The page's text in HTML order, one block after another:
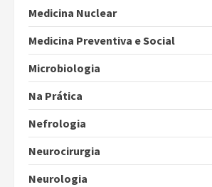
Medicina Nuclear
Medicina Preventiva e Social
Microbiologia
Na Prática
Nefrologia
Neurocirurgia
Neurologia